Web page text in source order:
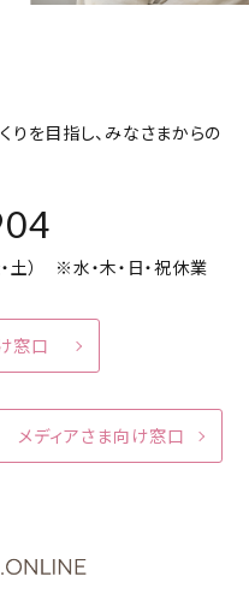
を目指し、みなさまからの
土） ※水・木・日・祝休業
窓口
メディアさま向け窓口